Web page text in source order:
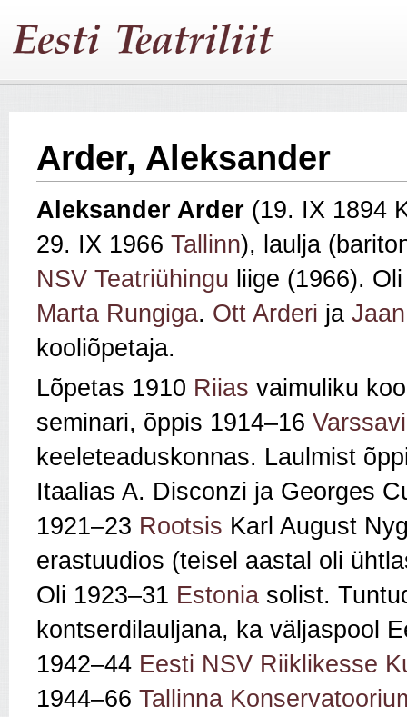
Arder, Aleksander
Aleksander Arder (19. IX 1894
29. IX 1966 Tallinn), laulja
NSV Teatriühingu liige (1966).
Marta Rungiga. Ott Arderi ja
kooliõpetaja.
Lõpetas 1910 Riias vaimuliku
seminari, õppis 1914‒16 Varssavi
keeleteaduskonnas. Laulmist
Itaalias A. Disconzi ja Georges
1921–23 Rootsis Karl August
erastuudios (teisel aastal oli
Oli 1923‒31 Estonia solist.
kontserdilauljana, ka väljaspool
1942‒44 Eesti NSV Riiklikesse
1944‒66 Tallinna